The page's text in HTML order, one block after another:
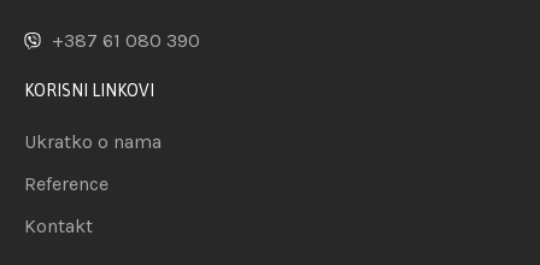
+387 61 080 390
KORISNI LINKOVI
Ukratko o nama
Reference
Kontakt